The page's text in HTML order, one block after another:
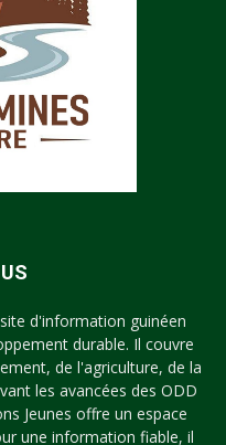
d'information guinéen
durable. Il couvre
de l'agriculture, de la
les avancées des ODD
Jeunes offre un espace
une information fiable, il